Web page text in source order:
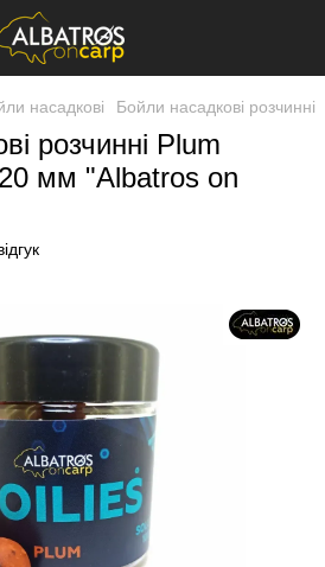
насадкові Бойли насадкові розчинні
розчинні Plum
мм "Albatros on